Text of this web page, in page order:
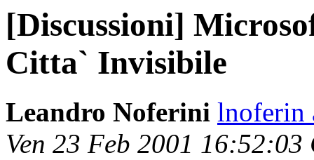
[Discussioni]
Citta` Invisibile
Leandro Noferini lnoferin
Ven 23 Feb 2001 16:52:03